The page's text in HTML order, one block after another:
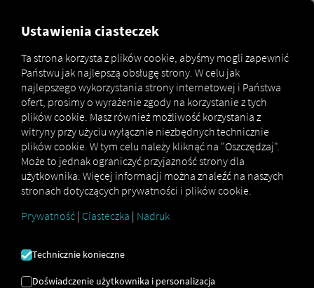
Marketplace
MAN
DigitalServices
MAN
Now
MAN TipMatic
Performance
Zarejestruj się i zarezerwuj już teraz
MAN TIPMATIC
WYDAJNOŚĆ
Ustawienia ciasteczek
Ta strona korzysta z plików cookie, abyśmy mogli zapewnić
Państwu jak najlepszą obsługę strony. W celu jak
najlepszego wykorzystania strony internetowej i Państwa
ofert, prosimy o wyrażenie zgody na korzystanie z tych
plików cookie. Masz również możliwość korzystania z
witryny przy użyciu wyłącznie niezbędnych technicznie
plików cookie. W tym celu należy kliknąć na "Oszczędzaj".
Może to jednak ograniczyć przyjazność strony dla
użytkownika. Więcej informacji można znaleźć na naszych
stronach dotyczących prywatności i plików cookie.
Prywatność | Ciasteczka | Nadruk
Technicznie konieczne
Doświadczenie użytkownika i personalizacja